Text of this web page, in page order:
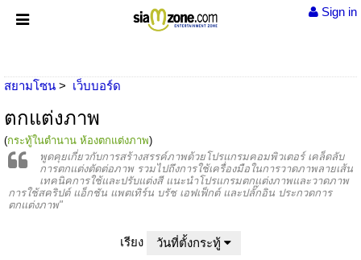
Sign in
สยามโซน เว็บบอร์ด
ตกแต่งภาพ
(กระทู้ในตำนาน ห้องตกแต่งภาพ)
พูดคุยเกี่ยวกับการสร้างสรรค์ภาพด้วยโปรแกรมคอมพิวเตอร์ เคล็ดลับ
การตกแต่งตัดต่อภาพ รวมไปถึงการใช้เครื่องมือในการวาดภาพลายเส้น
เทคนิคการใช้และปรับแต่งสี แนะนำโปรแกรมตกแต่งภาพและวาดภาพ
การใช้สคริปต์ แอ็กชัน แพตเทิร์น บรัช เอฟเฟ็กต์ และปลั๊กอิน ประกวดการ
ตกแต่งภาพ"
เรียง วันที่ตั้งกระทู้